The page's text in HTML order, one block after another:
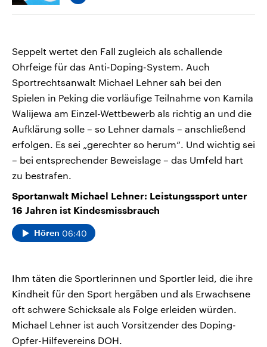
Seppelt wertet den Fall zugleich als schallende
Ohrfeige für das Anti-Doping-System. Auch
Sportrechtsanwalt Michael Lehner sah bei den
Spielen in Peking die vorläufige Teilnahme von Kamila
Walijewa am Einzel-Wettbewerb als richtig an und die
Aufklärung solle – so Lehner damals – anschließend
erfolgen. Es sei „gerechter so herum“. Und wichtig sei
– bei entsprechender Beweislage – das Umfeld hart
zu bestrafen.
Sportanwalt Michael Lehner: Leistungssport unter
16 Jahren ist Kindesmissbrauch
Hören 06:40
Ihm täten die Sportlerinnen und Sportler leid, die ihre
Kindheit für den Sport hergäben und als Erwachsene
oft schwere Schicksale als Folge erleiden würden.
Michael Lehner ist auch Vorsitzender des Doping-
Opfer-Hilfevereins DOH.